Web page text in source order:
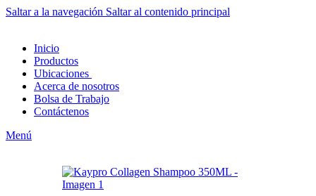
Saltar a la navegación Saltar al contenido principal
Inicio
Productos
Ubicaciones
Acerca de nosotros
Bolsa de Trabajo
Contáctenos
Menú